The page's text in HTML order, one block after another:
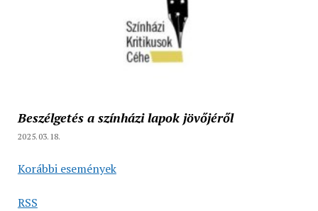
Beszélgetés a színházi lapok jövőjéről
2025.03.18.
Korábbi események
RSS